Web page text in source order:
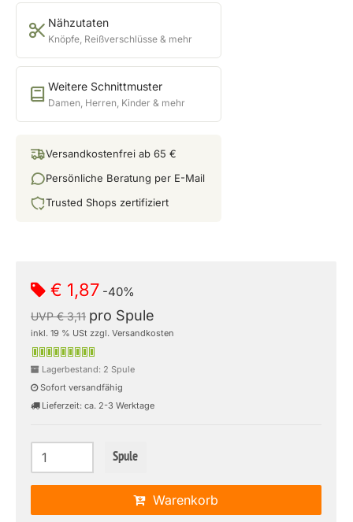
Nähzutaten
Knöpfe, Reißverschlüsse & mehr
Weitere Schnittmuster
Damen, Herren, Kinder & mehr
Versandkostenfrei ab 65 €
Persönliche Beratung per E-Mail
Trusted Shops zertifiziert
€ 1,87 -40%
UVP € 3,11 pro Spule
inkl. 19 % USt zzgl. Versandkosten
Lagerbestand: 2 Spule
Sofort versandfähig
Lieferzeit: ca. 2-3 Werktage
Spule
Warenkorb